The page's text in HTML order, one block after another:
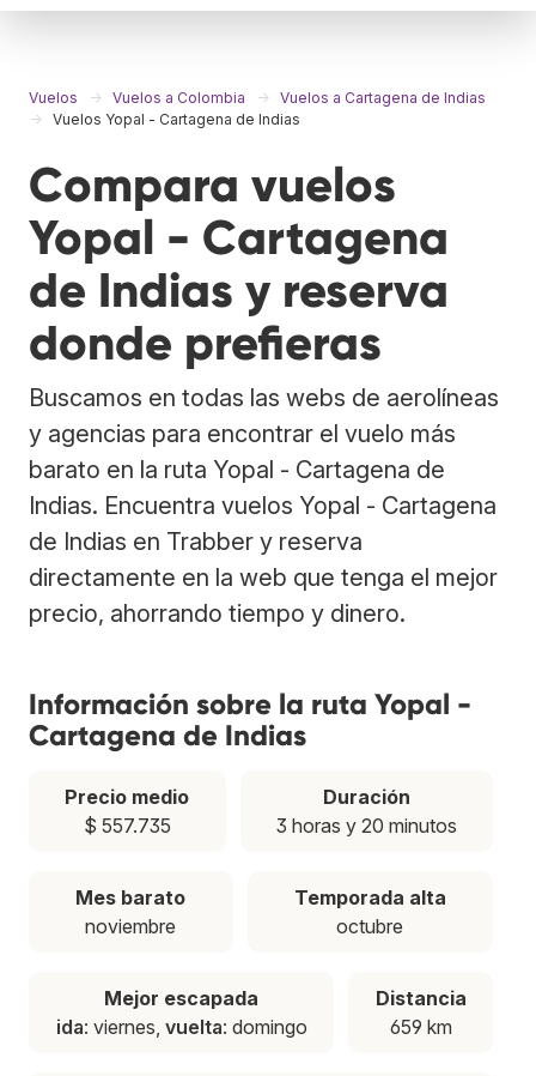
Vuelos Vuelos a Colombia
Vuelos a Cartagena de Indias
Vuelos Yopal - Cartagena de Indias
Compara vuelos
Yopal - Cartagena
de Indias y reserva
donde prefieras
Buscamos en todas las webs de aerolíneas
y agencias para encontrar el vuelo más
barato en la ruta Yopal - Cartagena de
Indias. Encuentra vuelos Yopal - Cartagena
de Indias en Trabber y reserva
directamente en la web que tenga el mejor
precio, ahorrando tiempo y dinero.
Información sobre la ruta Yopal -
Cartagena de Indias
Precio medio
$ 557.735
Duración
3 horas y 20 minutos
Mes barato
noviembre
Temporada alta
octubre
Mejor escapada
ida: viernes, vuelta: domingo
Distancia
659 km